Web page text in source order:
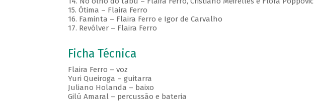
15. Ótima – Flaira Ferro
16. Faminta – Flaira Ferro e Igor de Carvalho
17. Revólver – Flaira Ferro
Ficha Técnica
Flaira Ferro – voz
Yuri Queiroga – guitarra
Juliano Holanda – baixo
Gilú Amaral – percussão e bateria